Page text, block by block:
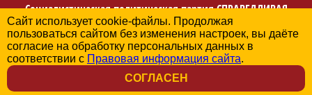
Социалистическая политическая партияСПРАВЕДЛИВАЯ
РОССИЯ
Региональное отделение партии в Чувашской Республике
© 2006-2026
Политика в отношении обработки персональных данных
Сайт использует cookie-файлы. Продолжая
пользоваться сайтом без изменения настроек, вы даёте
согласие на обработку персональных данных в
соответствии с Правовая информация сайта.
СОГЛАСЕН